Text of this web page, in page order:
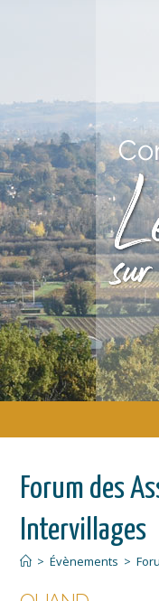
Forum des
Intervillages
> Évènements >